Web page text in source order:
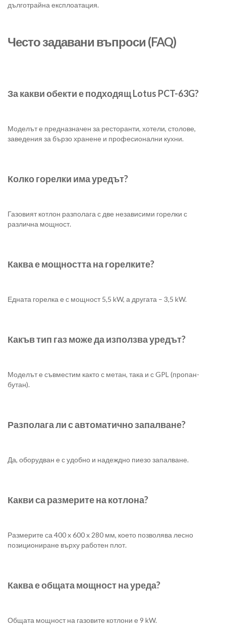
дълготрайна експлоатация.
Често задавани въпроси (FAQ)
За какви обекти е подходящ Lotus PCT-63G?
Моделът е предназначен за ресторанти, хотели, столове,
заведения за бързо хранене и професионални кухни.
Колко горелки има уредът?
Газовият котлон разполага с две независими горелки с
различна мощност.
Каква е мощността на горелките?
Едната горелка е с мощност 5,5 kW, а другата – 3,5 kW.
Какъв тип газ може да използва уредът?
Моделът е съвместим както с метан, така и с GPL (пропан-
бутан).
Разполага ли с автоматично запалване?
Да, оборудван е с удобно и надеждно пиезо запалване.
Какви са размерите на котлона?
Размерите са 400 x 600 x 280 мм, което позволява лесно
позициониране върху работен плот.
Каква е общата мощност на уреда?
Общата мощност на газовите котлони е 9 kW.